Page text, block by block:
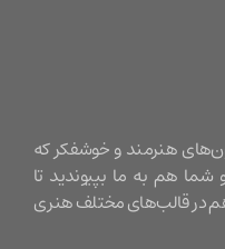
و خوشفکر که
ما بپیوندید تا
مختلف هنری